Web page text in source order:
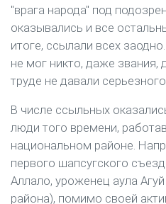
"врага народа" под
оказывались и все
итоге, ссылали всех
не мог никто, даже звания,
труде не давали
В числе ссыльных
люди того времени,
национальном районе.
первого шапсугского
Аллало, уроженец аула
района), помимо своей